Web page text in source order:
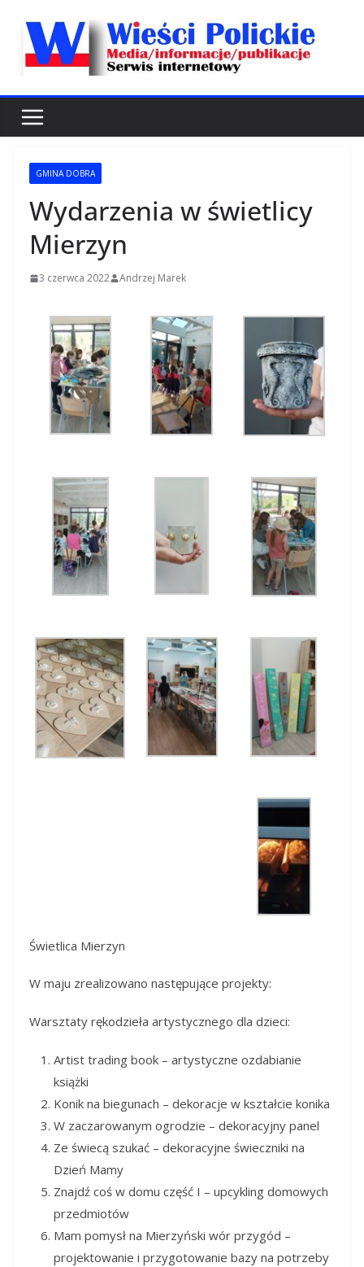
GMINA DOBRA
Wydarzenia w świetlicy
Mierzyn
3 czerwca 2022 Andrzej Marek
Świetlica Mierzyn
W maju zrealizowano następujące projekty:
Warsztaty rękodzieła artystycznego dla dzieci:
Artist trading book – artystyczne ozdabianie
książki
Konik na biegunach – dekoracje w kształcie konika
W zaczarowanym ogrodzie – dekoracyjny panel
Ze świecą szukać – dekoracyjne świeczniki na
Dzień Mamy
Znajdź coś w domu część I – upcykling domowych
przedmiotów
Mam pomysł na Mierzyński wór przygód –
projektowanie i przygotowanie bazy na potrzeby